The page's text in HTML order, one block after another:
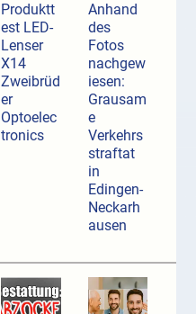
Produktt
est LED-
Lenser
X14
Zweibrüd
er
Optoelec
tronics
Anhand
des
Fotos
nachgew
iesen:
Grausam
e
Verkehrs
straftat
in
Edingen-
Neckarh
ausen